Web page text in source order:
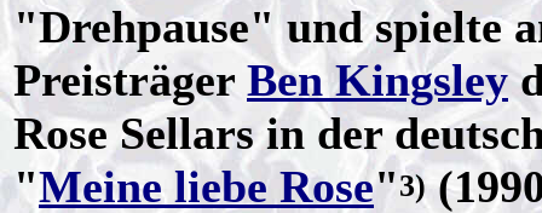
"Drehpause" und spielte
Preisträger Ben Kingsley
Rose Sellars in der
"Meine liebe Rose"3)